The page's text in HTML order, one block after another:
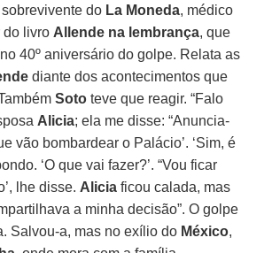
sobrevivente do La Moneda, médico
do livro Allende na lembrança, que
40º aniversário do golpe. Relata as
diante dos acontecimentos que
Soto teve que reagir. “Falo
Alicia; ela me disse: “Anuncia-
vão bombardear o Palácio’. ‘Sim, é
‘O que vai fazer?’. “Vou ficar
lhe disse. Alicia ficou calada, mas
a minha decisão”. O golpe
Salvou-a, mas no exílio do México,